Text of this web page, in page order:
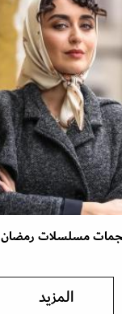
مسلسلات رمضان 2024
المزيد